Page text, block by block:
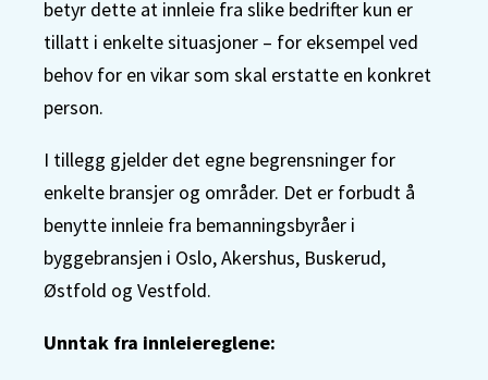
betyr dette at innleie fra slike bedrifter kun er
tillatt i enkelte situasjoner – for eksempel ved
behov for en vikar som skal erstatte en konkret
person.
I tillegg gjelder det egne begrensninger for
enkelte bransjer og områder. Det er forbudt å
benytte innleie fra bemanningsbyråer i
byggebransjen i Oslo, Akershus, Buskerud,
Østfold og Vestfold.
Unntak fra innleiereglene: